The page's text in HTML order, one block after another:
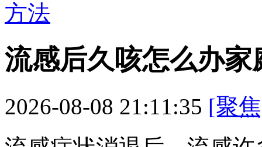
方法
流感后久咳怎么办家
2026-08-08 21:11:35 [聚